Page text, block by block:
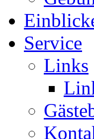
Service
Links